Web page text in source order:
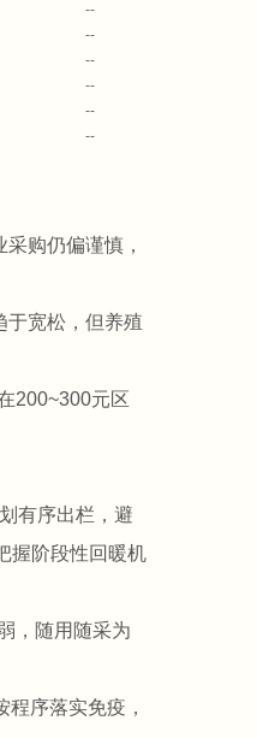
--
--
--
--
--
--
购仍偏谨慎，
于宽松，但养殖
200~300元区
有序出栏，避
握阶段性回暖机
，随用随采为
序落实免疫，